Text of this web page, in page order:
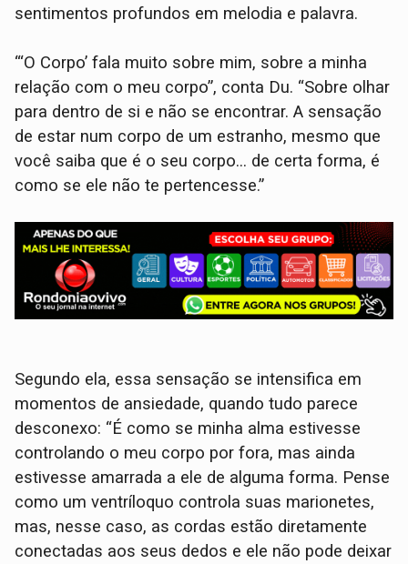
sentimentos profundos em melodia e palavra.
“‘O Corpo’ fala muito sobre mim, sobre a minha
relação com o meu corpo”, conta Du. “Sobre olhar
para dentro de si e não se encontrar. A sensação
de estar num corpo de um estranho, mesmo que
você saiba que é o seu corpo... de certa forma, é
como se ele não te pertencesse.”
Segundo ela, essa sensação se intensifica em
momentos de ansiedade, quando tudo parece
desconexo: “É como se minha alma estivesse
controlando o meu corpo por fora, mas ainda
estivesse amarrada a ele de alguma forma. Pense
como um ventríloquo controla suas marionetes,
mas, nesse caso, as cordas estão diretamente
conectadas aos seus dedos e ele não pode deixar